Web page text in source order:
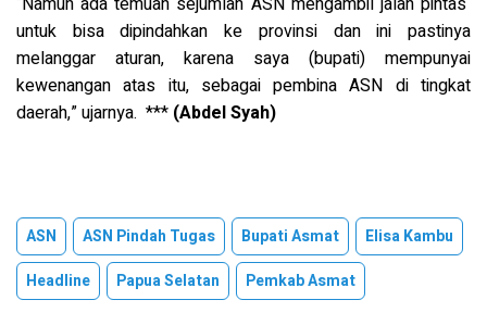
untuk bisa dipindahkan ke provinsi dan ini pastinya
melanggar aturan, karena saya (bupati) mempunyai
kewenangan atas itu, sebagai pembina ASN di tingkat
daerah,” ujarnya. *** (Abdel Syah)
ASN ASN Pindah Tugas Bupati Asmat
Elisa Kambu
Headline
Papua Selatan Pemkab Asmat